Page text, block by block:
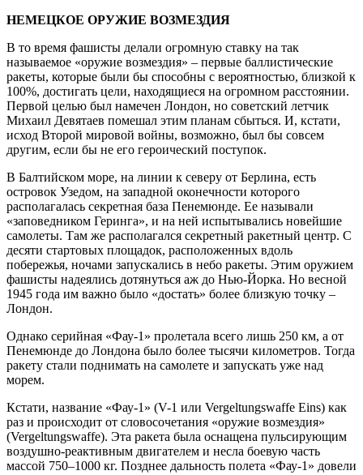
НЕМЕЦКОЕ ОРУЖИЕ ВОЗМЕЗДИЯ
В то время фашисты делали огромную ставку на так
называемое «оружие возмездия» – первые баллистические
ракеты, которые были бы способны с вероятностью, близкой к
100%, достигать цели, находящиеся на огромном расстоянии.
Первой целью был намечен Лондон, но советский летчик
Михаил Девятаев помешал этим планам сбыться. И, кстати,
исход Второй мировой войны, возможно, был бы совсем
другим, если бы не его героический поступок.
В Балтийском море, на линии к северу от Берлина, есть
островок Узедом, на западной оконечности которого
располагалась секретная база Пенемюнде. Ее называли
«заповедником Геринга», и на ней испытывались новейшие
самолеты. Там же располагался секретный ракетный центр. С
десяти стартовых площадок, расположенных вдоль
побережья, ночами запускались в небо ракеты. Этим оружием
фашисты надеялись дотянуться аж до Нью-Йорка. Но весной
1945 года им важно было «достать» более близкую точку –
Лондон.
Однако серийная «Фау-1» пролетала всего лишь 250 км, а от
Пенемюнде до Лондона было более тысячи километров. Тогда
ракету стали поднимать на самолете и запускать уже над
морем.
Кстати, название «Фау-1» (V-1 или Vergeltungswaffe Eins) как
раз и происходит от словосочетания «оружие возмездия»
(Vergeltungswaffe). Эта ракета была оснащена пульсирующим
воздушно-реактивным двигателем и несла боевую часть
массой 750–1000 кг. Позднее дальность полета «Фау-1» довели